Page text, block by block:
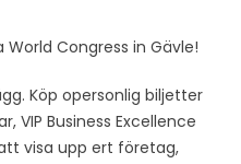
Congress in Gävle!
Köp opersonlig biljetter
VIP Business Excellence
visa upp ert företag,